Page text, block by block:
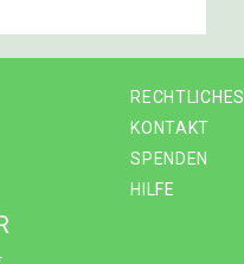
RECHTLICHES
KONTAKT
SPENDEN
HILFE